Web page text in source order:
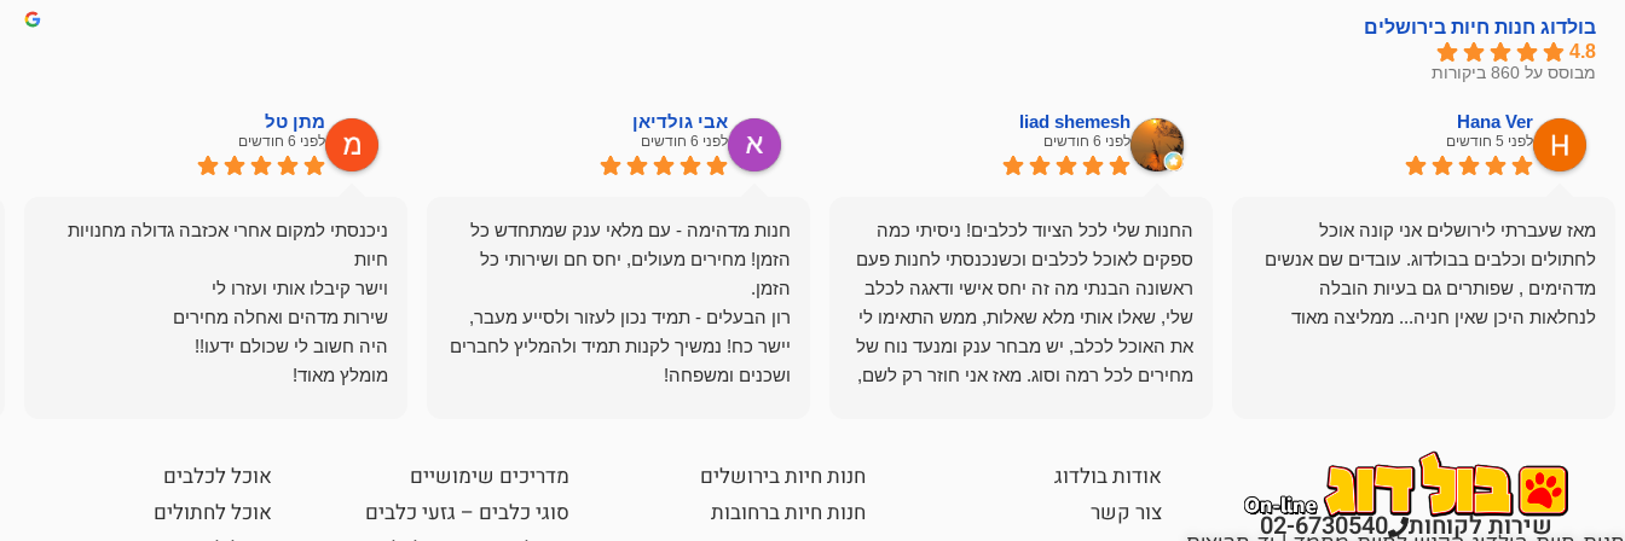
בולדוג חנות חיות בירושלים
4.8
מבוסס על 860 ביקורות
Hana Ver
לפני 5 חודשים
מאז שעברתי לירושלים אני קונה אוכל
לחתולים וכלבים בבולדוג. עובדים שם אנשים
מדהימים , שפותרים גם בעיות הובלה
לנחלאות היכן שאין חניה... ממליצה מאוד
liad shemesh
לפני 6 חודשים
החנות שלי לכל הציוד לכלבים! ניסיתי כמה
ספקים לאוכל לכלבים וכשנכנסתי לחנות פעם
ראשונה הבנתי מה זה יחס אישי ודאגה לכלב
שלי, שאלו אותי מלא שאלות, ממש התאימו לי
את האוכל לכלב, יש מבחר ענק ומנעד נוח של
מחירים לכל רמה וסוג. מאז אני חוזר רק לשם,
אבי גולדיאן
לפני 6 חודשים
חנות מדהימה - עם מלאי ענק שמתחדש כל
הזמן! מחירים מעולים, יחס חם ושירותי כל
רון הבעלים - תמיד נכון לעזור ולסייע מעבר,
יישר כח! נמשיך לקנות תמיד ולהמליץ לחברים
ושכנים ומשפחה!
מתן טל
לפני 6 חודשים
ניכנסתי למקום אחרי אכזבה גדולה מחנויות
מומלץ מאוד!
שירות לקוחות 02-6730540
אודות בולדוג
צור קשר
חנות חיות בירושלים
חנות חיות ברחובות
מדריכים שימושיים
סוגי כלבים – גזעי כלבים
אוכל לכלבים
אוכל לחתולים